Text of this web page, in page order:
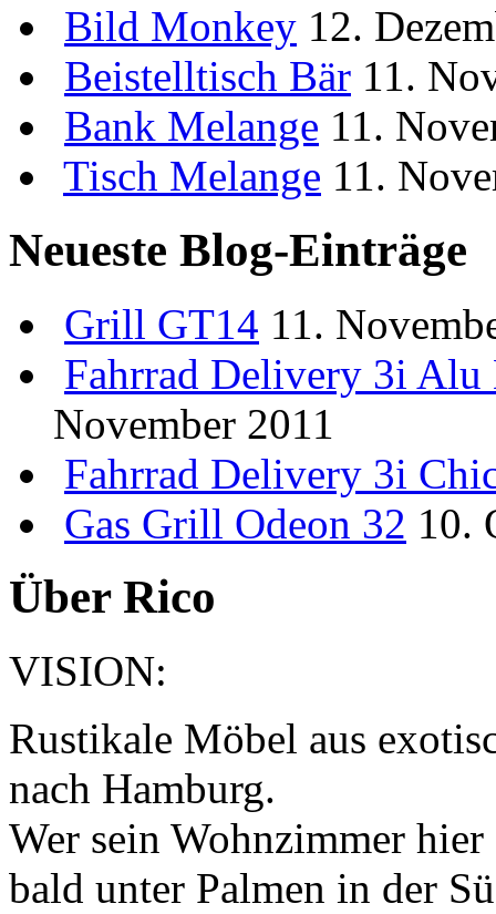
Bild Monkey 12.
Beistelltisch Bär 11.
Bank Melange 11.
Tisch Melange 11.
Neueste Blog-Einträge
Grill GT14 11.
Fahrrad Delivery 3i
November 2011
Fahrrad Delivery 3i
Gas Grill Odeon 32 10.
Über Rico
VISION:
Rustikale Möbel aus
nach Hamburg.
Wer sein Wohnzimmer
bald unter Palmen in der